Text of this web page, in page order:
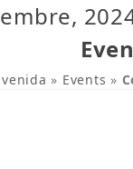
» Events »